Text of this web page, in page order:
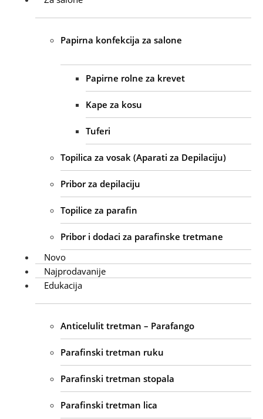
Papirna konfekcija za salone
Papirne rolne za krevet
Kape za kosu
Tuferi
Topilica za vosak (Aparati za Depilaciju)
Pribor za depilaciju
Topilice za parafin
Pribor i dodaci za parafinske tretmane
Novo
Najprodavanije
Edukacija
Anticelulit tretman – Parafango
Parafinski tretman ruku
Parafinski tretman stopala
Parafinski tretman lica